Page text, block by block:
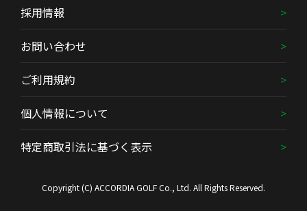
採用情報
お問い合わせ
ご利用規約
個人情報について
特定商取引法に基づく表示
Copyright (C) ACCORDIA GOLF Co., Ltd. All Rights Reserved.